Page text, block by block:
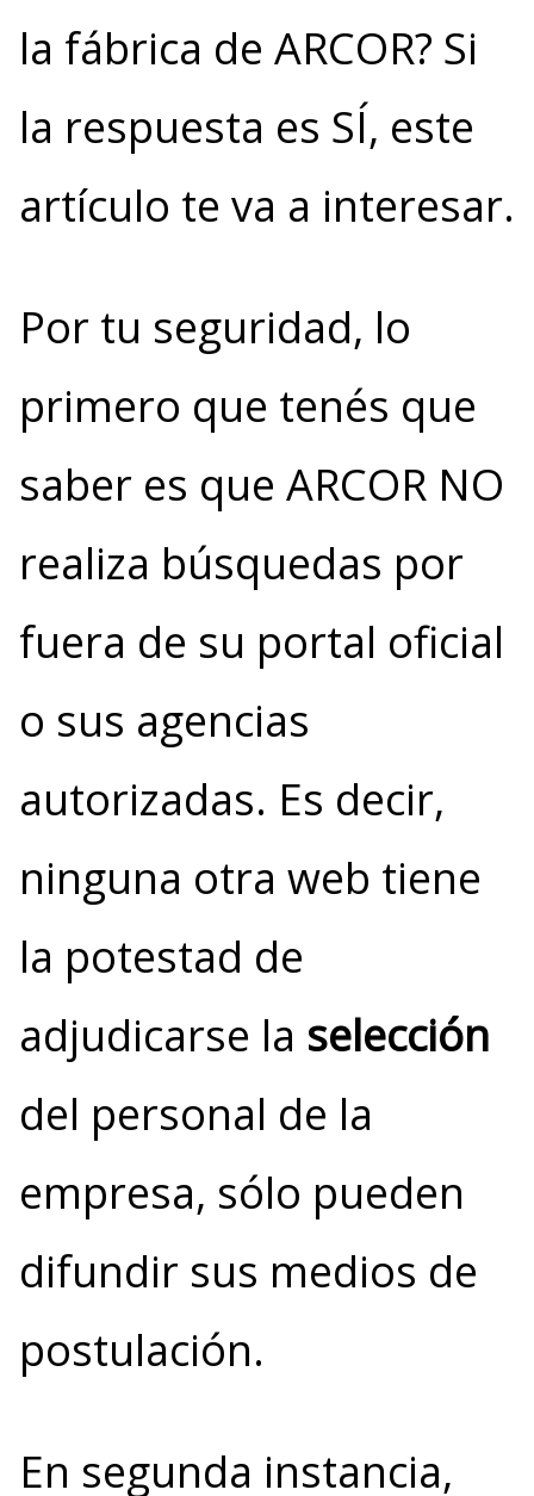
la fábrica de ARCOR? Si
la respuesta es SÍ, este
artículo te va a interesar.
Por tu seguridad, lo
primero que tenés que
saber es que ARCOR NO
realiza búsquedas por
fuera de su portal oficial
o sus agencias
autorizadas. Es decir,
ninguna otra web tiene
la potestad de
adjudicarse la selección
del personal de la
empresa, sólo pueden
difundir sus medios de
postulación.
En segunda instancia,